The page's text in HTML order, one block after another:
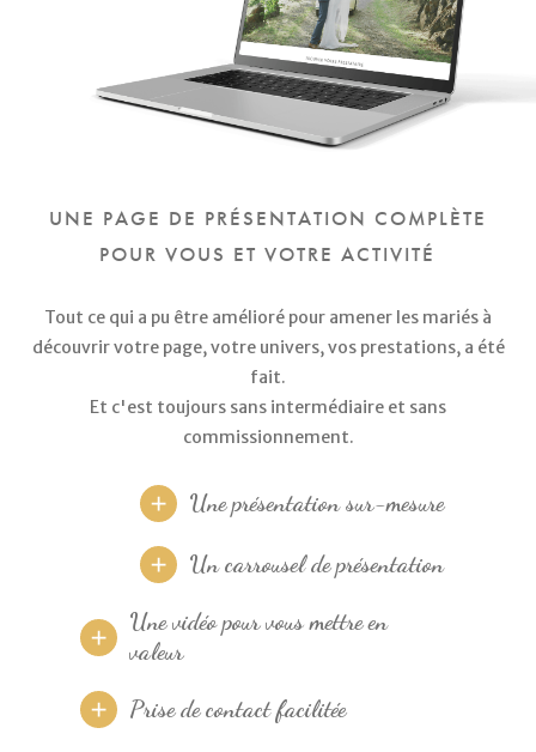
UNE PAGE DE PRÉSENTATION COMPLÈTE
POUR VOUS ET VOTRE ACTIVITÉ
Tout ce qui a pu être amélioré pour amener les mariés à
découvrir votre page, votre univers, vos prestations, a été
fait.
Et c'est toujours sans intermédiaire et sans
commissionnement.
Une présentation sur-mesure
Un carrousel de présentation
Une vidéo pour vous mettre en
valeur
Prise de contact facilitée